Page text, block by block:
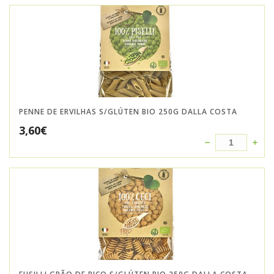
PENNE DE ERVILHAS S/GLÚTEN BIO 250G DALLA COSTA
3,60€